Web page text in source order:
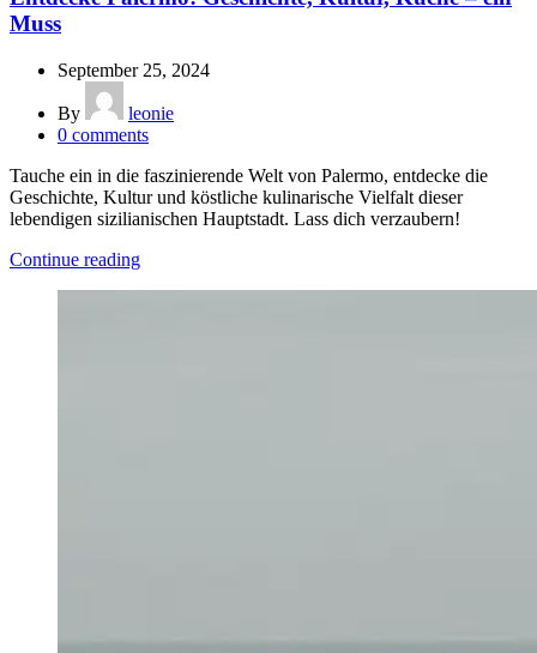
Muss
September 25, 2024
By
leonie
0 comments
Tauche ein in die faszinierende Welt von Palermo, entdecke die
Geschichte, Kultur und köstliche kulinarische Vielfalt dieser
lebendigen sizilianischen Hauptstadt. Lass dich verzaubern!
Continue reading